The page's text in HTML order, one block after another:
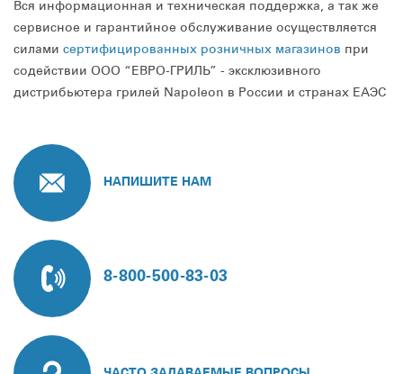
Вся информационная и техническая поддержка, а так же
сервисное и гарантийное обслуживание осуществляется
силами сертифицированных розничных магазинов при
содействии ООО “ЕВРО-ГРИЛЬ” - эксклюзивного
дистрибьютера грилей Napoleon в России и странах ЕАЭС
НАПИШИТЕ НАМ
8-800-500-83-03